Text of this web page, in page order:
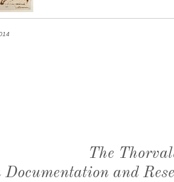
The
Documentation and